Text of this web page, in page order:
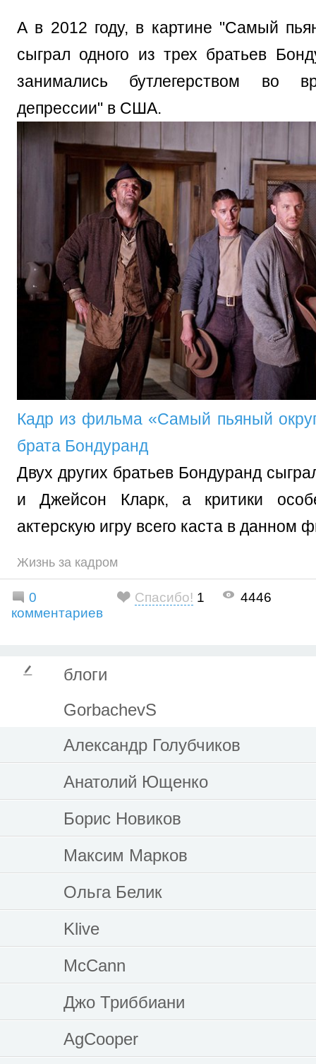
А в 2012 году, в картине "Самый
сыграл одного из трех братьев
занимались бутлегерством во
депрессии" в США.
Кадр из фильма «Самый пьяный
брата Бондуранд
Двух других братьев Бондуранд
и Джейсон Кларк, а критики
актерскую игру всего каста в данном
Жизнь за кадром
0
комментариев
Спасибо! 1 4446
блоги
GorbachevS
Александр Голубчиков
Анатолий Ющенко
Борис Новиков
Максим Марков
Ольга Белик
Klive
McCann
Джо Триббиани
AgCooper